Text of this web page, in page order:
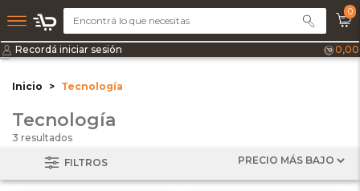
0
Recordá iniciar sesión 0,00
Inicio Tecnología
Tecnología
3 resultados
FILTROS